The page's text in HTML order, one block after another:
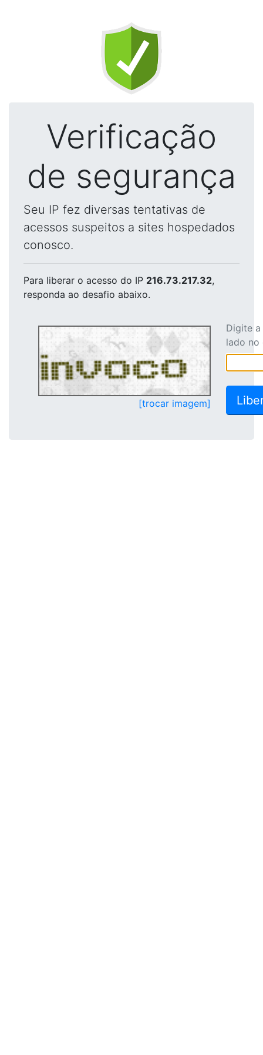
Verificação
de segurança
Seu IP fez diversas tentativas de
acessos suspeitos a sites hospedados
conosco.
Para liberar o acesso do IP 216.73.217.32,
responda ao desafio abaixo.
[trocar imagem]
Digite
lado no